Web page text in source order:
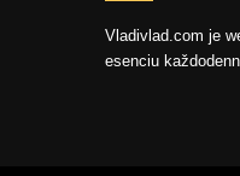
Vladivlad.com je
esenciu